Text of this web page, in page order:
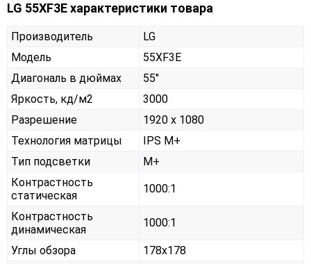
LG 55XF3E характеристики товара
Производитель
LG
Модель
55XF3E
Диагональ в дюймах
55"
Яркость, кд/м2
3000
Разрешение
1920 x 1080
Технология матрицы
IPS M+
Тип подсветки
M+
Контрастность
статическая
1000:1
Контрастность
динамическая
1000:1
Углы обзора
178x178